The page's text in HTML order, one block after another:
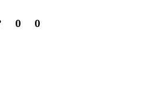
0 0